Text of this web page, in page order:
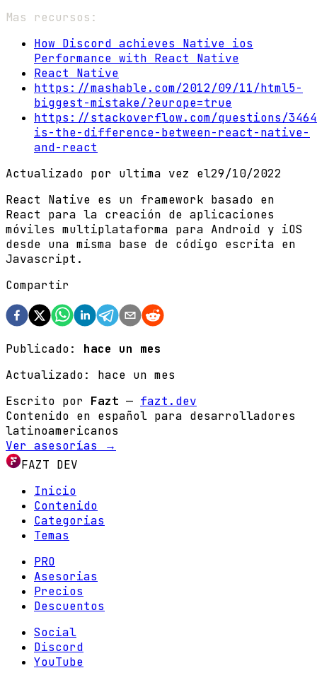
Mas recursos:
How Discord achieves Native ios
Performance with React Native
React Native
https://mashable.com/2012/09/11/html5-
biggest-mistake/?europe=true
https://stackoverflow.com/questions/
is-the-difference-between-react-native-
and-react
Actualizado por ultima vez el29/10/2022
React Native es un framework basado en
React para la creación de aplicaciones
móviles multiplataforma para Android y iOS
desde una misma base de código escrita en
Javascript.
Compartir
Publicado:
hace un mes
Actualizado: hace un mes
Escrito por Fazt — fazt.dev
Contenido en español para desarrolladores
latinoamericanos
Ver asesorías →
FAZT DEV
Inicio
Contenido
Categorias
Temas
PRO
Asesorias
Precios
Descuentos
Social
Discord
YouTube